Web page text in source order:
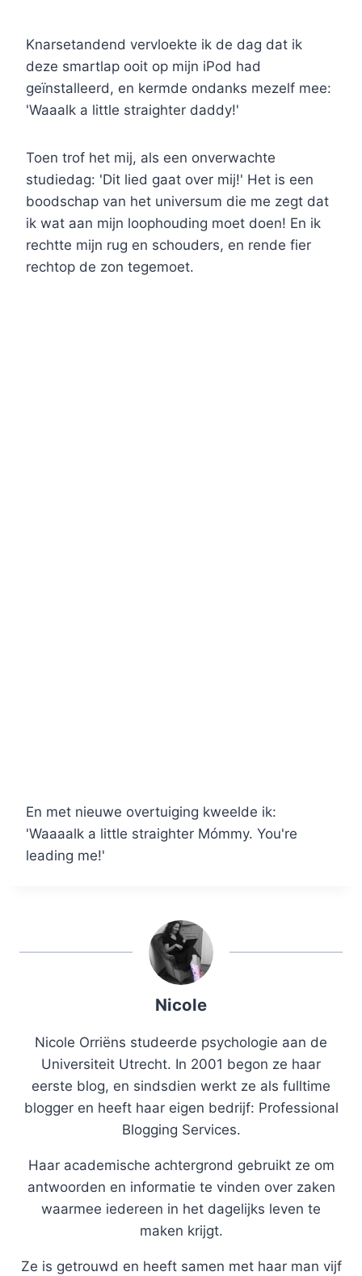
Knarsetandend vervloekte ik de dag dat ik
deze smartlap ooit op mijn iPod had
geïnstalleerd, en kermde ondanks mezelf mee:
'Waaalk a little straighter daddy!'
Toen trof het mij, als een onverwachte
studiedag: 'Dit lied gaat over mij!' Het is een
boodschap van het universum die me zegt dat
ik wat aan mijn loophouding moet doen! En ik
rechtte mijn rug en schouders, en rende fier
rechtop de zon tegemoet.
En met nieuwe overtuiging kweelde ik:
'Waaaalk a little straighter Mómmy. You're
leading me!'
Nicole
Nicole Orriëns studeerde psychologie aan de
Universiteit Utrecht. In 2001 begon ze haar
eerste blog, en sindsdien werkt ze als fulltime
blogger en heeft haar eigen bedrijf: Professional
Blogging Services.
Haar academische achtergrond gebruikt ze om
antwoorden en informatie te vinden over zaken
waarmee iedereen in het dagelijks leven te
maken krijgt.
Ze is getrouwd en heeft samen met haar man vijf